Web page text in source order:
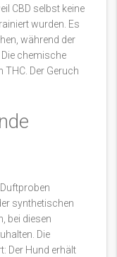
CBD selbst keine
wurden. Es
während der
chemische
THC. Der Geruch
synthetischen
bei diesen
Die
Der Hund erhält